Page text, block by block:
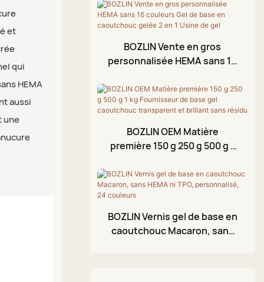
et
qui
HEMA
aussi
une
Revêtement de surface
Vernis de finition sans
Gel pour stamping
Huile pour cuticules
Gelée en feuille
Gel de modélisation 3D
Vernis à ongles gel
Stylo à peinture
Palette de boue
pailletée
Couleurs Fabricant
BOZLIN Vente en gros
personnalisée HEMA sans 16
caoutchouc gelée 2 en 1
Usine de gel
BOZLIN OEM Matière
première 150 g 250 g 500 g 1
caoutchouc transparent et
brillant sans résidu
BOZLIN Vernis gel de base en
caoutchouc Macaron, sans